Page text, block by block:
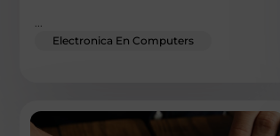
Electronica En Computers